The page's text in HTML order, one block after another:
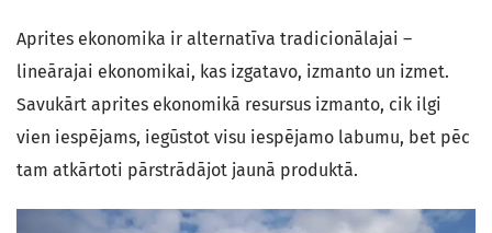
Aprites ekonomika ir alternatīva tradicionālajai –
lineārajai ekonomikai, kas izgatavo, izmanto un izmet.
Savukārt aprites ekonomikā resursus izmanto, cik ilgi
vien iespējams, iegūstot visu iespējamo labumu, bet pēc
tam atkārtoti pārstrādājot jaunā produktā.